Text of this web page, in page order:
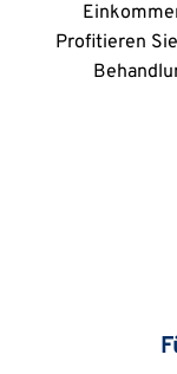
Profitieren